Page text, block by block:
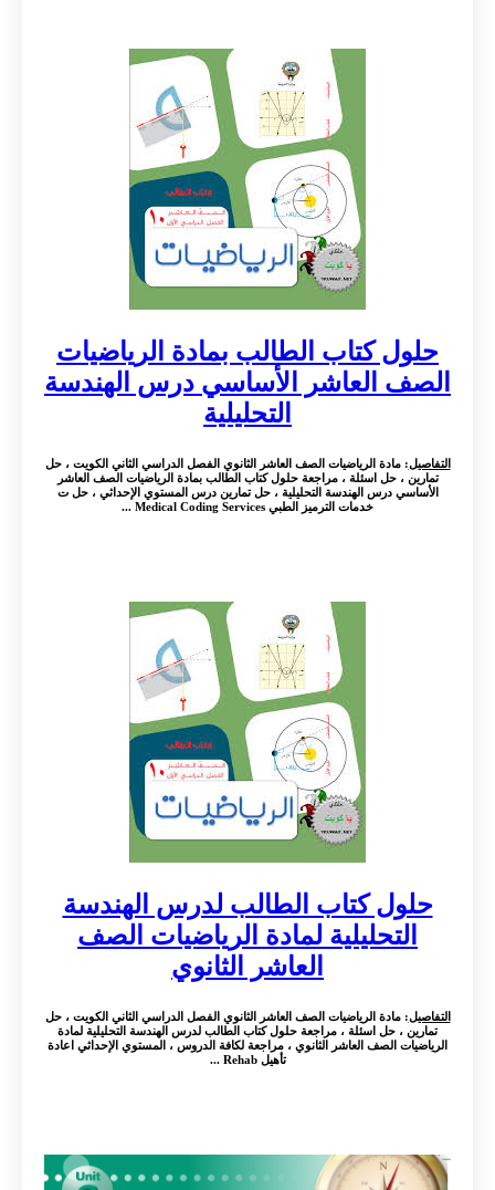
حلول كتاب الطالب بمادة الرياضيات
الصف العاشر الأساسي درس الهندسة
التحليلية
التفاصيل: مادة الرياضيات الصف العاشر الثانوي الفصل الدراسي الثاني الكويت ، حل
تمارين ، حل اسئلة ، مراجعة حلول كتاب الطالب بمادة الرياضيات الصف العاشر
الأساسي درس الهندسة التحليلية ، حل تمارين درس المستوي الإحداثي ، حل ت
خدمات الترميز الطبي Medical Coding Services ...
حلول كتاب الطالب لدرس الهندسة
التحليلية لمادة الرياضيات الصف
العاشر الثانوي
التفاصيل: مادة الرياضيات الصف العاشر الثانوي الفصل الدراسي الثاني الكويت ، حل
تمارين ، حل اسئلة ، مراجعة حلول كتاب الطالب لدرس الهندسة التحليلية لمادة
الرياضيات الصف العاشر الثانوي ، مراجعة لكافة الدروس ، المستوي الإحداثي اعادة
تأهيل Rehab ...